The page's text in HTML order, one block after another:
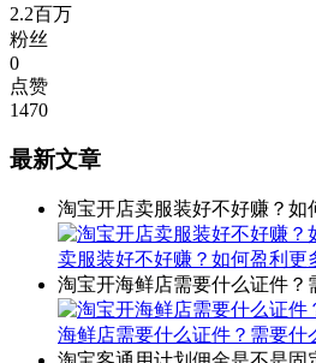
2.2百万
粉丝
0
点赞
1470
最新文章
淘宝开店卖服装好不好赚？如
卖服装好不好赚？如何盈利更
淘宝开海鲜店需要什么证件？
海鲜店需要什么证件？需要什